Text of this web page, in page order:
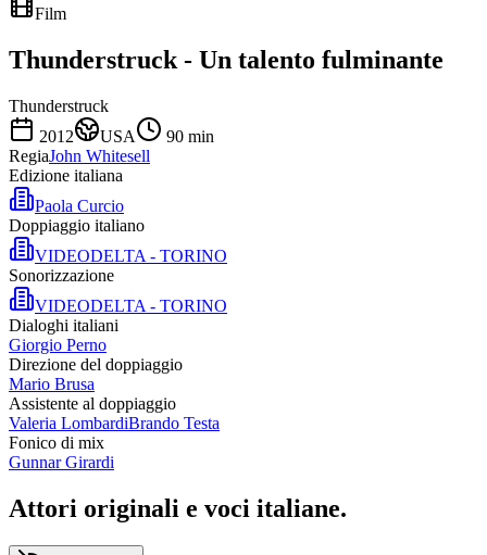
Film
Thunderstruck - Un talento fulminante
Thunderstruck
2012
USA 90 min
RegiaJohn Whitesell
Edizione italiana
Paola Curcio
Doppiaggio italiano
VIDEODELTA - TORINO
Sonorizzazione
VIDEODELTA - TORINO
Dialoghi italiani
Giorgio Perno
Direzione del doppiaggio
Mario Brusa
Assistente al doppiaggio
Valeria LombardiBrando Testa
Fonico di mix
Gunnar Girardi
Attori originali e voci italiane.